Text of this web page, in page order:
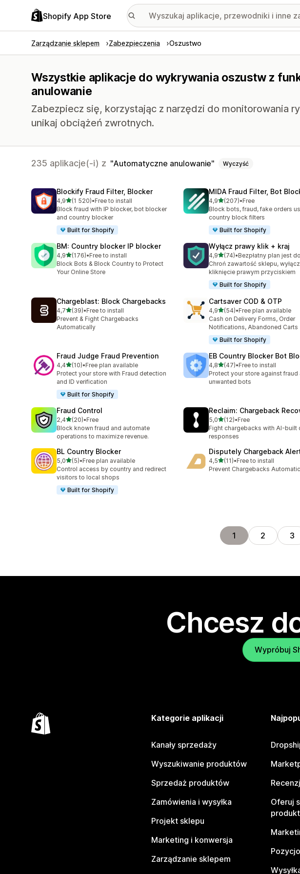
Shopify App Store
Zarządzanie sklepem Zabezpieczenia Oszustwo
Wszystkie aplikacje do wykrywania oszustw z
anulowanie
Zabezpiecz się, korzystając z narzędzi do monitorowania
unikaj obciążeń zwrotnych.
235 aplikacje(-i) z Automatyczne anulowanie Wyczyść
Blockify Fraud Filter, Blocker
4,9na 5 gwiazdek
(1 520)
Łączna liczba recenzji: 1520
•Free to install
Block fraud with IP blocker, bot blocker
and country blocker
Built for Shopify
MIDA Fraud Filter, Bot
4,9na 5 gwiazdek
(207)
Łączna liczba recenzji: 207
•Free
Block bots, fraud, fake orders
country block filters
Built for Shopify
BM: Country blocker IP blocker
4,9na 5 gwiazdek
(176)
Łączna liczba recenzji: 176
•Free to install
Block Bots & Block Country to Protect
Your Online Store
Wyłącz prawy klik + kraj
4,9na 5 gwiazdek
(74)
Łączna liczba recenzji: 74
•
Chroń zawartość sklepu, wyłącz
kliknięcie prawym przyciskiem
Built for Shopify
Chargeblast: Block Chargebacks
4,7na 5 gwiazdek
(39)
Łączna liczba recenzji: 39
•Free to install
Prevent & Fight Chargebacks
Automatically
Cartsaver COD & OTP
4,9na 5 gwiazdek
(54)
Łączna liczba recenzji: 54
•Free plan available
Cash on Delivery Forms, Order
Notifications, Abandoned Carts
Built for Shopify
Fraud Judge Fraud Prevention
4,4na 5 gwiazdek
(10)
Łączna liczba recenzji: 10
•Free plan available
Protect your store with Fraud detection
and ID verification
Built for Shopify
EB Country Blocker Bot
4,8na 5 gwiazdek
(47)
Łączna liczba recenzji: 47
•Free to install
Protect your store against fraud
unwanted bots
Fraud Control
2,4na 5 gwiazdek
(20)
Łączna liczba recenzji: 20
•Free
Block known fraud and automate
operations to maximize revenue.
Reclaim: Chargeback
5,0na 5 gwiazdek
(12)
Łączna liczba recenzji: 12
•Free
Fight chargebacks with AI-built
responses
BL Country Blocker
5,0na 5 gwiazdek
(5)
Łączna liczba recenzji: 5
•Free plan available
Control access by country and redirect
visitors to local shops
Built for Shopify
Disputely Chargeback
4,5na 5 gwiazdek
(11)
Łączna liczba recenzji: 11
•Free to install
Prevent Chargebacks
1 2 3
Chcesz
Wypróbuj
Kategorie aplikacji
Kanały sprzedaży
Wyszukiwanie produktów
Sprzedaż produktów
Zamówienia i wysyłka
Projekt sklepu
Marketing i konwersja
Zarządzanie sklepem
Oferuj